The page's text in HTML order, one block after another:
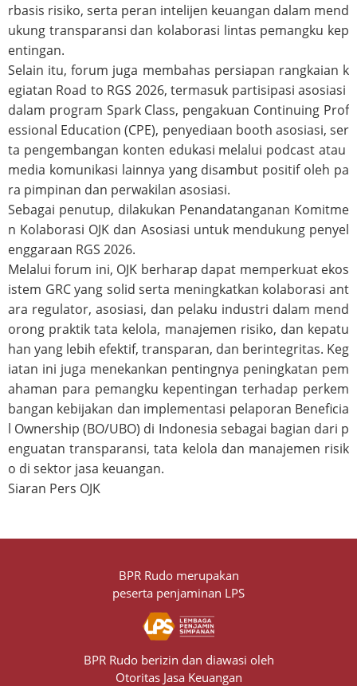
rbasis risiko, serta peran intelijen keuangan dalam mend
ukung transparansi dan kolaborasi lintas pemangku kep
entingan.
Selain itu, forum juga membahas persiapan rangkaian k
egiatan Road to RGS 2026, termasuk partisipasi asosiasi
dalam program Spark Class, pengakuan Continuing Prof
essional Education (CPE), penyediaan booth asosiasi, ser
ta pengembangan konten edukasi melalui podcast atau
media komunikasi lainnya yang disambut positif oleh pa
ra pimpinan dan perwakilan asosiasi.
Sebagai penutup, dilakukan Penandatanganan Komitme
n Kolaborasi OJK dan Asosiasi untuk mendukung penyel
enggaraan RGS 2026.
Melalui forum ini, OJK berharap dapat memperkuat ekos
istem GRC yang solid serta meningkatkan kolaborasi ant
ara regulator, asosiasi, dan pelaku industri dalam mend
orong praktik tata kelola, manajemen risiko, dan kepatu
han yang lebih efektif, transparan, dan berintegritas. Keg
iatan ini juga menekankan pentingnya peningkatan pem
ahaman para pemangku kepentingan terhadap perkem
bangan kebijakan dan implementasi pelaporan Beneficia
l Ownership (BO/UBO) di Indonesia sebagai bagian dari p
enguatan transparansi, tata kelola dan manajemen risik
o di sektor jasa keuangan.
Siaran Pers OJK
BPR Rudo merupakan
peserta penjaminan LPS
BPR Rudo berizin dan diawasi oleh
Otoritas Jasa Keuangan